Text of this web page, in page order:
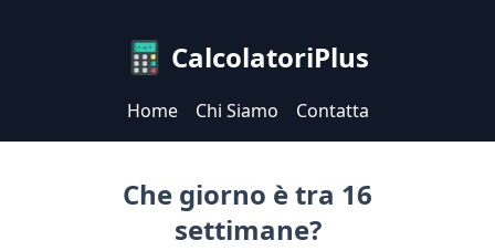
CalcolatoriPlus
Home Chi Siamo Contatta
Che giorno è tra 16
settimane?